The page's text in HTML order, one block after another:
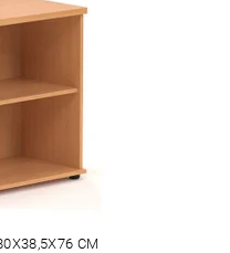
CM